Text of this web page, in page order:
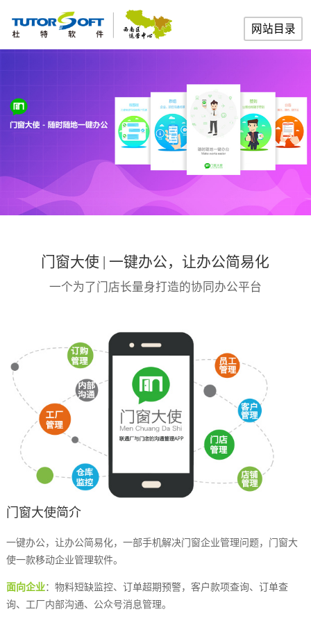
网站目录
门窗大使 | 一键办公，让办公简易化
一个为了门店长量身打造的协同办公平台
门窗大使简介
一键办公，让办公简易化，一部手机解决门窗企业管理问题，门窗大
使一款移动企业管理软件。
面向企业：物料短缺监控、订单超期预警，客户款项查询、订单查
询、工厂内部沟通、公众号消息管理。